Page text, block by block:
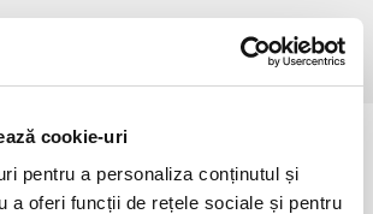
cookie-uri
pentru a personaliza conținutul și
a oferi funcții de rețele sociale și pentru
vezi pe harta
Evenimentul a expirat.